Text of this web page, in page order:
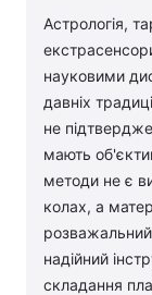
Відео з
Інтерв'ю
Контакти
Послуги
Астрологія,
науковими
давніх
не
мають
методи не є
колах, а
надійний
складання